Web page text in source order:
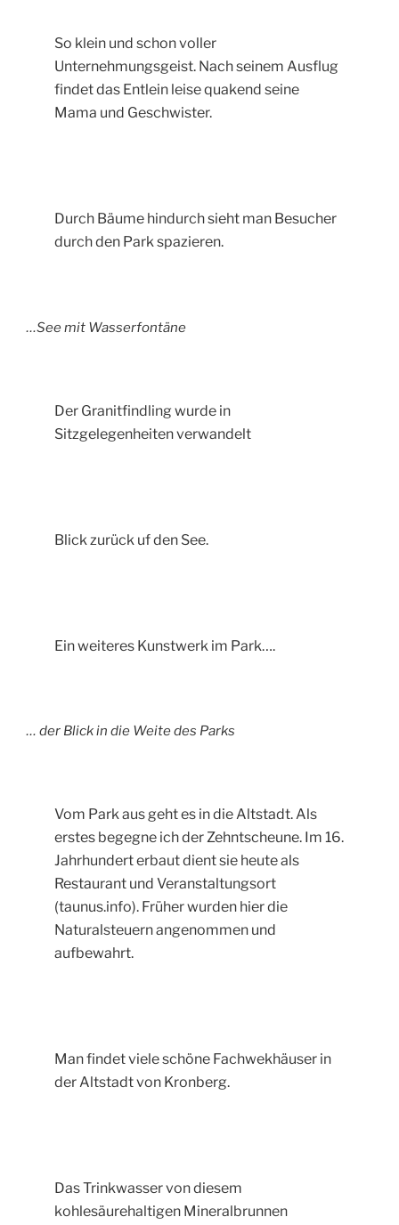
So klein und schon voller
Unternehmungsgeist. Nach seinem Ausflug
findet das Entlein leise quakend seine
Mama und Geschwister.
Durch Bäume hindurch sieht man Besucher
durch den Park spazieren.
…See mit Wasserfontäne
Der Granitfindling wurde in
Sitzgelegenheiten verwandelt
Blick zurück uf den See.
Ein weiteres Kunstwerk im Park….
… der Blick in die Weite des Parks
Vom Park aus geht es in die Altstadt. Als
erstes begegne ich der Zehntscheune. Im 16.
Jahrhundert erbaut dient sie heute als
Restaurant und Veranstaltungsort
(taunus.info). Früher wurden hier die
Naturalsteuern angenommen und
aufbewahrt.
Man findet viele schöne Fachwekhäuser in
der Altstadt von Kronberg.
Das Trinkwasser von diesem
kohlesäurehaltigen Mineralbrunnen